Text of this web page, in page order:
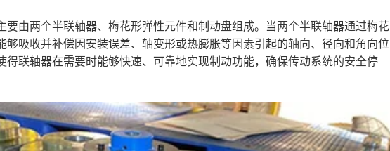
要由两个半联轴器、梅花形弹性元件和制动盘组成。当两个半联轴器通过梅花
够吸收并补偿因安装误差、轴变形或热膨胀等因素引起的轴向、径向和角向位
得联轴器在需要时能够快速、可靠地实现制动功能，确保传动系统的安全停